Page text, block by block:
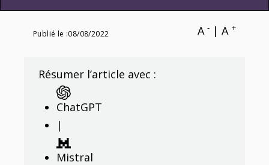
Publié le :08/08/2022 A - | A +
Résumer l’article avec :
ChatGPT
|
Mistral